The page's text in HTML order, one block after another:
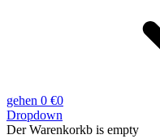
gehen 0 €0
Dropdown
Der Warenkorkb is empty